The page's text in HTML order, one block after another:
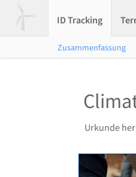
ID Tracking
Zusammenfassung
Urkunde